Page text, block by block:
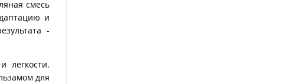
смесь
и
-
легкости.
для